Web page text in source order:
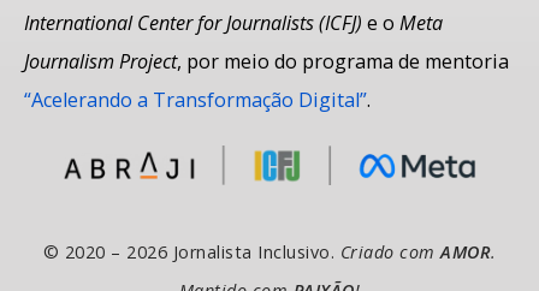
International Center for Journalists (ICFJ) e o Meta
Journalism Project, por meio do programa de mentoria
“Acelerando a Transformação Digital”.
© 2020 – 2026 Jornalista Inclusivo. Criado comAMOR.